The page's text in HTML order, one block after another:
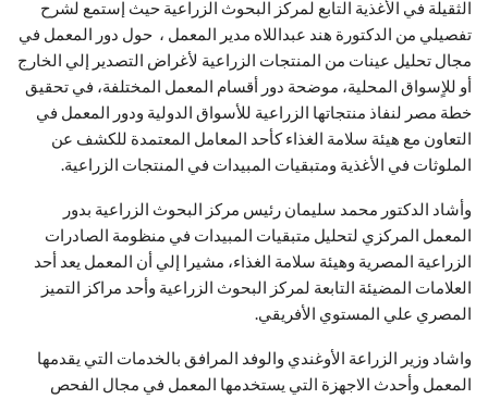
الثقيلة في الأغذية التابع لمركز البحوث الزراعية حيث إستمع لشرح
تفصيلي من الدكتورة هند عبداللاه مدير المعمل ، حول دور المعمل في
مجال تحليل عينات من المنتجات الزراعية لأغراض التصدير إلي الخارج
أو للاٍسواق المحلية، موضحة دور أقسام المعمل المختلفة، في تحقيق
خطة مصر لنفاذ منتجاتها الزراعية للأسواق الدولية ودور المعمل في
التعاون مع هيئة سلامة الغذاء كأحد المعامل المعتمدة للكشف عن
الملوثات في الأغذية ومتبقيات المبيدات في المنتجات الزراعية.
وأشاد الدكتور محمد سليمان رئيس مركز البحوث الزراعية بدور
المعمل المركزي لتحليل متبقيات المبيدات في منظومة الصادرات
الزراعية المصرية وهيئة سلامة الغذاء، مشيرا إلي أن المعمل يعد أحد
العلامات المضيئة التابعة لمركز البحوث الزراعية وأحد مراكز التميز
المصري علي المستوي الأفريقي.
واشاد وزير الزراعة الأوغندي والوفد المرافق بالخدمات التي يقدمها
المعمل وأحدث الاجهزة التي يستخدمها المعمل في مجال الفحص